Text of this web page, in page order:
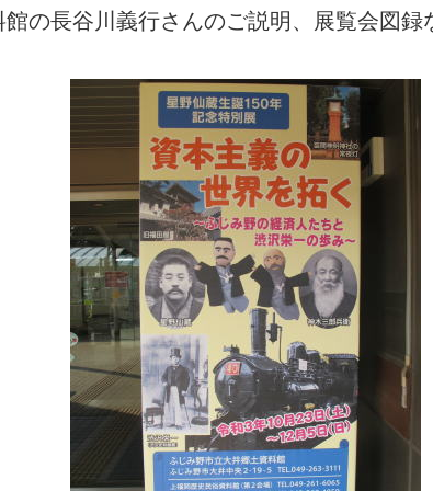
の長谷川義行さんのご説明、展覧会図録